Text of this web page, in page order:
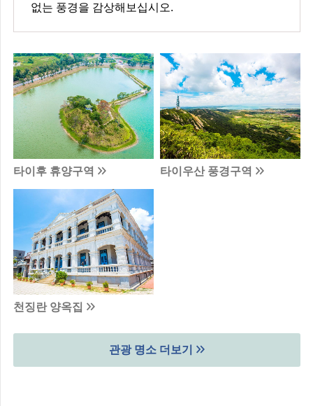
없는 풍경을 감상해보십시오.
타이후 휴양구역 타이우산 풍경구역
천징란 양옥집
관광 명소 더보기